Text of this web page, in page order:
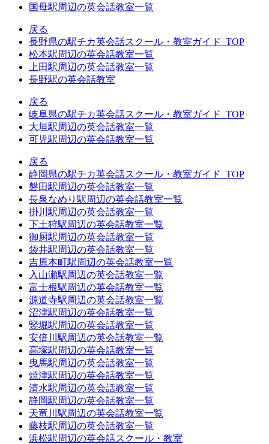
国母駅周辺の英会話教室一覧
戻る
長野県の駅チカ英会話スクール・教室ガイド_TOP
松本駅周辺の英会話教室一覧
上田駅周辺の英会話教室一覧
長野駅の英会話教室
戻る
岐阜県の駅チカ英会話スクール・教室ガイド_TOP
大垣駅周辺の英会話教室一覧
可児駅周辺の英会話教室一覧
戻る
静岡県の駅チカ英会話スクール・教室ガイド_TOP
磐田駅周辺の英会話教室一覧
長泉なめり駅周辺の英会話教室一覧
掛川駅周辺の英会話教室一覧
下土狩駅周辺の英会話教室一覧
御厨駅周辺の英会話教室一覧
袋井駅周辺の英会話教室一覧
吉原本町駅周辺の英会話教室一覧
入山瀬駅周辺の英会話教室一覧
富士根駅周辺の英会話教室一覧
源道寺駅周辺の英会話教室一覧
沼津駅周辺の英会話教室一覧
竪堀駅周辺の英会話教室一覧
安倍川駅周辺の英会話教室一覧
高塚駅周辺の英会話教室一覧
曳馬駅周辺の英会話教室一覧
焼津駅周辺の英会話教室一覧
清水駅周辺の英会話教室一覧
静岡駅周辺の英会話教室一覧
天竜川駅周辺の英会話教室一覧
藤枝駅周辺の英会話教室一覧
浜松駅周辺の英会話スクール・教室